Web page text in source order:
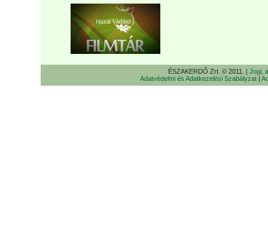
ÉSZAKERDŐ Zrt. © 2011. | Jogi,
Adatvédelmi és Adatkezelési Szabályzat|